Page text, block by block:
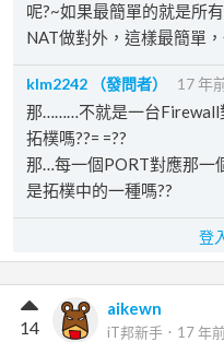
呢?~如果最簡單的就是所
NAT做對外，這樣最簡單
klm2242 （發問者） 17 年
那………不就是一台Firewall
拓樸嗎??= =??
那…每一個PORT對應那一
是拓樸中的一種嗎??
登
aikewn
iT邦新手 ． 17 年
14